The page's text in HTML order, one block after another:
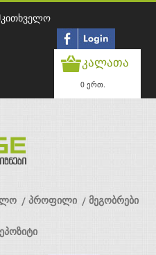
კალათა
0 ერთ.
პროფილი მეგობრები